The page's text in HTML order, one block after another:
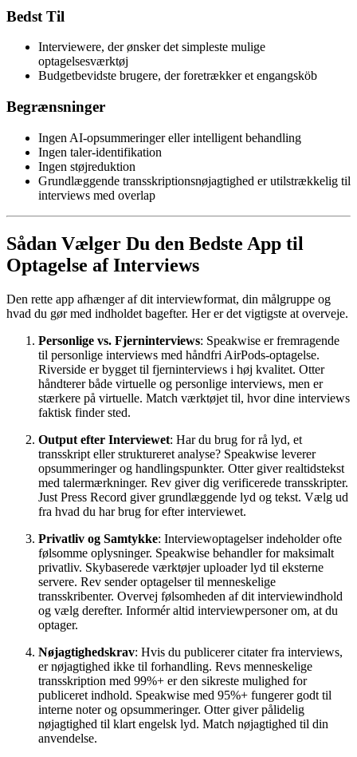
Bedst Til
Interviewere, der ønsker det simpleste mulige
optagelsesværktøj
Budgetbevidste brugere, der foretrækker et engangsköb
Begrænsninger
Ingen AI-opsummeringer eller intelligent behandling
Ingen taler-identifikation
Ingen støjreduktion
Grundlæggende transskriptionsnøjagtighed er utilstrækkelig til
interviews med overlap
Sådan Vælger Du den Bedste App til
Optagelse af Interviews
Den rette app afhænger af dit interviewformat, din målgruppe og
hvad du gør med indholdet bagefter. Her er det vigtigste at overveje.
Personlige vs. Fjerninterviews: Speakwise er fremragende
til personlige interviews med håndfri AirPods-optagelse.
Riverside er bygget til fjerninterviews i høj kvalitet. Otter
håndterer både virtuelle og personlige interviews, men er
stærkere på virtuelle. Match værktøjet til, hvor dine interviews
faktisk finder sted.
Output efter Interviewet: Har du brug for rå lyd, et
transskript eller struktureret analyse? Speakwise leverer
opsummeringer og handlingspunkter. Otter giver realtidstekst
med talermærkninger. Rev giver dig verificerede transskripter.
Just Press Record giver grundlæggende lyd og tekst. Vælg ud
fra hvad du har brug for efter interviewet.
Privatliv og Samtykke: Interviewoptagelser indeholder ofte
følsomme oplysninger. Speakwise behandler for maksimalt
privatliv. Skybaserede værktøjer uploader lyd til eksterne
servere. Rev sender optagelser til menneskelige
transskribenter. Overvej følsomheden af dit interviewindhold
og vælg derefter. Informér altid interviewpersoner om, at du
optager.
Nøjagtighedskrav: Hvis du publicerer citater fra interviews,
er nøjagtighed ikke til forhandling. Revs menneskelige
transskription med 99%+ er den sikreste mulighed for
publiceret indhold. Speakwise med 95%+ fungerer godt til
interne noter og opsummeringer. Otter giver pålidelig
nøjagtighed til klart engelsk lyd. Match nøjagtighed til din
anvendelse.